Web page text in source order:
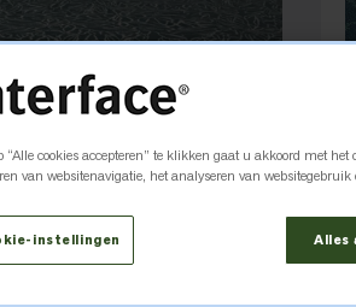
“Alle cookies accepteren” te klikken gaat u akkoord met
van websitenavigatie, het analyseren van
instellingen Alles